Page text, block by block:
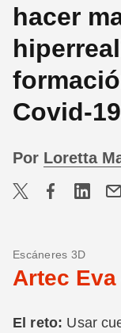
hacer
Covid-19
Por Loretta
Escáneres 3D
Artec Eva
El reto: Usar